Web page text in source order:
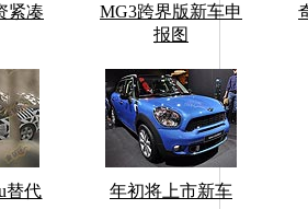
紧凑
MG3跨界版新车申
报图
替代
年初将上市新车